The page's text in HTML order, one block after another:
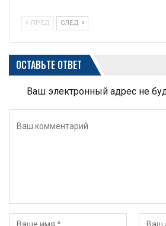
ПРЕД СЛЕД
ОСТАВЬТЕ ОТВЕТ
Ваш электронный адрес не